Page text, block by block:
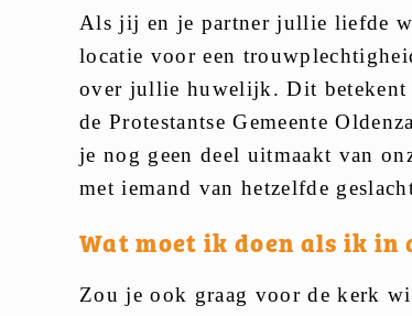
Als jij en je partner jullie liefde
locatie voor een
over jullie huwelijk. Dit betekent
de Protestantse Gemeente
je nog geen deel uitmaakt van
met iemand van hetzelfde
Wat moet ik doen als ik
Zou je ook graag voor de kerk